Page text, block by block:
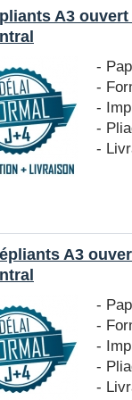
A3 ouvert
-
-
-
-
-
A3
-
-
-
-
-